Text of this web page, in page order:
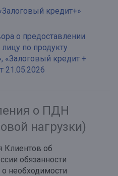
кредит+»
о предоставлении
по продукту
«Залоговый кредит +
21.05.2026
о ПДН
нагрузки)
Клиентов об
обязанности
необходимости